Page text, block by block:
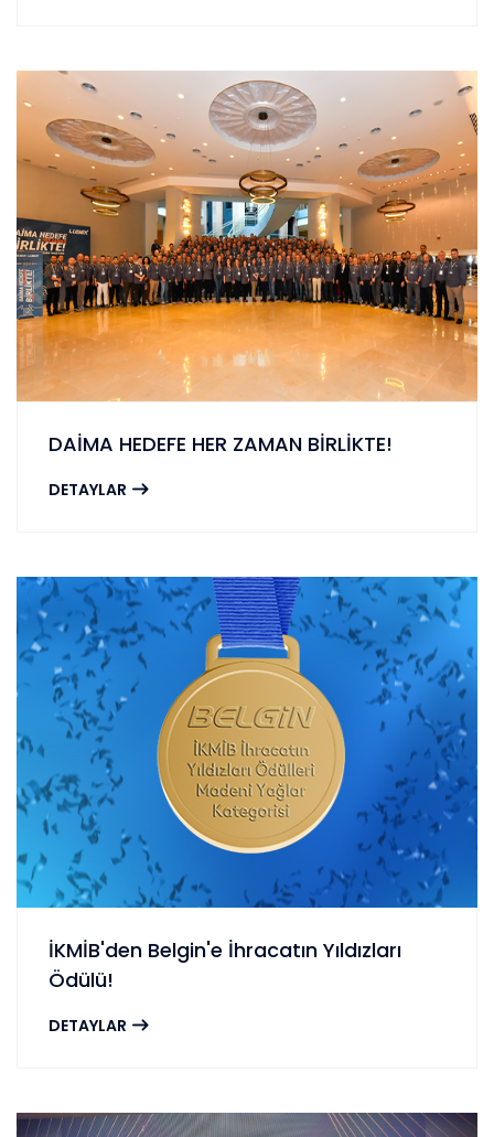
DAİMA HEDEFE HER ZAMAN BİRLİKTE!
DETAYLAR
İKMİB'den Belgin'e İhracatın Yıldızları
Ödülü!
DETAYLAR